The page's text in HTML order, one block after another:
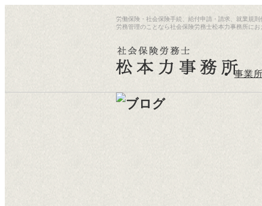
労働保険・社会保険手続、給付申請・請求、就業規
労務管理のことなら社会保険労務士松本力事務所にお
事業